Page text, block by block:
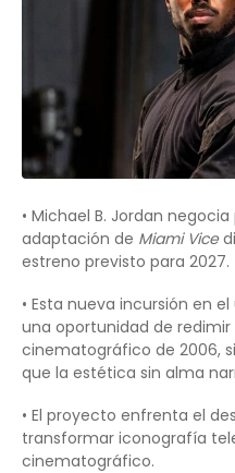
• Michael B. Jordan
adaptación de Miami Vice
estreno previsto para 2027.
• Esta nueva incursión en
una oportunidad de
cinematográfico de 2006,
que la estética sin alma
• El proyecto enfrenta el
transformar iconografía
cinematográfico.